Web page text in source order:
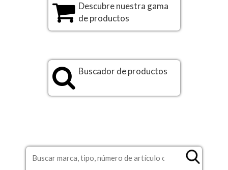
Descubre nuestra gama
de productos
Buscador de productos